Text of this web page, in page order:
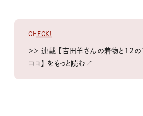
CHECK!
＞＞ 連載 【吉田羊さんの着物と12の
コロ】 をもっと読む↗